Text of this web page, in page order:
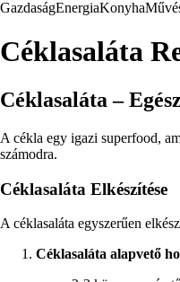
GazdaságEnergiaKonyha
Céklasaláta
Céklasaláta –
A cékla egy igazi superfood,
számodra.
Céklasaláta Elkészítése
A céklasaláta egyszerűen
Céklasaláta alapvető